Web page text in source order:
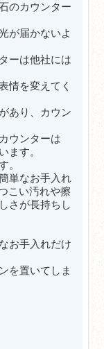
のカウンター
が届かないよ
ーは他社には
情を変えてく
あり、カウン
ウンターは
ます。
。
単なお手入れ
こい汚れや擦
さが長持ちし
お手入れだけ
を置いてしま